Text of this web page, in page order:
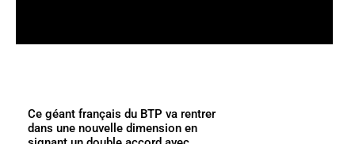
Ce géant français du BTP va rentrer
dans une nouvelle dimension en